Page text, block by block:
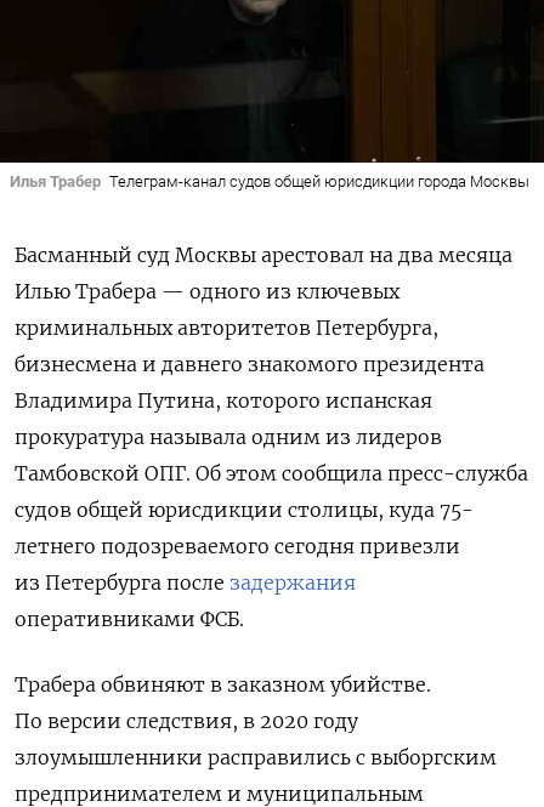
Илья Трабер Телеграм-канал судов общей юрисдикции города Москвы
Басманный суд Москвы арестовал на два месяца
Илью Трабера — одного из ключевых
криминальных авторитетов Петербурга,
бизнесмена и давнего знакомого президента
Владимира Путина, которого испанская
прокуратура называла одним из лидеров
Тамбовской ОПГ. Об этом сообщила пресс-служба
судов общей юрисдикции столицы, куда 75-
летнего подозреваемого сегодня привезли
из Петербурга после задержания
оперативниками ФСБ.
Трабера обвиняют в заказном убийстве.
По версии следствия, в 2020 году
злоумышленники расправились с выборгским
предпринимателем и муниципальным